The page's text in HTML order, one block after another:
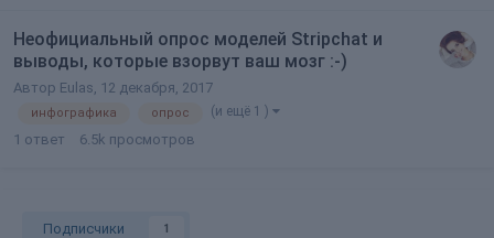
Неофициальный опрос моделей Stripchat и
выводы, которые взорвут ваш мозг :-)
Автор Eulas 12 декабря, 2017
инфографика опрос (и ещё 1 )
1 ответ 6.5k просмотров
Подписчики 1